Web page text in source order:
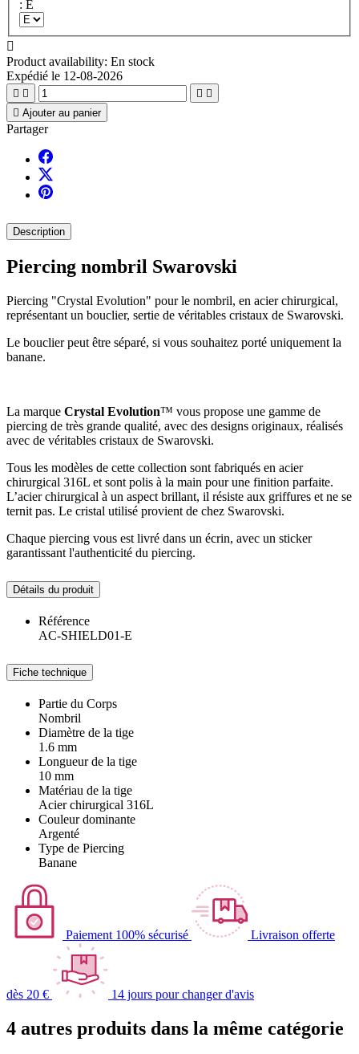
: E

Product availability: En stock
Expédié le 12-08-2026
   
 Ajouter au panier
Partager
Description
Piercing nombril Swarovski
Piercing "Crystal Evolution" pour le nombril, en acier chirurgical,
représentant un bouclier, sertie de véritables cristaux de Swarovski.
Le bouclier peut être séparé, si vous souhaitez porté uniquement la
banane.
La marque Crystal Evolution™ vous propose une gamme de
piercing de très grande qualité, avec des designs originaux, réalisés
avec de véritables cristaux de Swarovski.
Tous les modèles de cette collection sont fabriqués en acier
chirurgical 316L et sont polis à la main pour une finition parfaite.
L’acier chirurgical à un aspect brillant, il résiste aux griffures et ne se
ternit pas. Le cristal utilisé provient de chez Swarovski.
Chaque piercing vous est livré dans un écrin, avec un sticker
garantissant l'authenticité du piercing.
Détails du produit
Référence
AC-SHIELD01-E
Fiche technique
Partie du Corps
Nombril
Diamètre de la tige
1.6 mm
Longueur de la tige
10 mm
Matériau de la tige
Acier chirurgical 316L
Couleur dominante
Argenté
Type de Piercing
Banane
Paiement 100% sécurisé Livraison offerte
dès 20 € 14 jours pour changer d'avis
4 autres produits dans la même catégorie